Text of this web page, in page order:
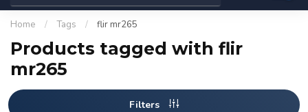
Home / Tags / flir mr265
Products tagged with flir
mr265
Filters